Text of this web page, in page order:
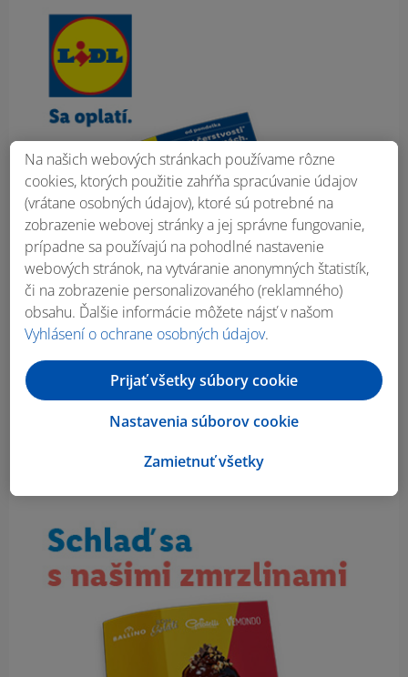
Na našich webových stránkach používame rôzne
cookies, ktorých použitie zahŕňa spracúvanie údajov
(vrátane osobných údajov), ktoré sú potrebné na
zobrazenie webovej stránky a jej správne fungovanie,
prípadne sa používajú na pohodlné nastavenie
webových stránok, na vytváranie anonymných štatistík,
či na zobrazenie personalizovaného (reklamného)
obsahu. Ďalšie informácie môžete nájsť v našom
Vyhlásení o ochrane osobných údajov.
Zamietnuť všetky
Nastavenia súborov cookie
Prijať všetky súbory cookie